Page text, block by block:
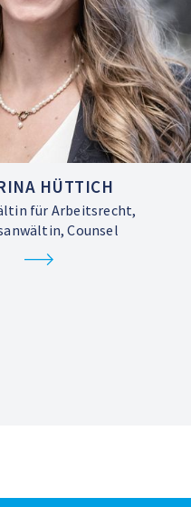
HÜTTICH
für Arbeitsrecht,
Counsel